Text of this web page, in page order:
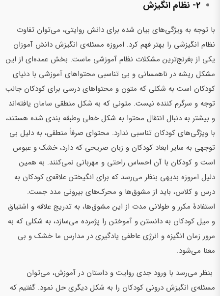
2- نظام انگیزش
با توجه به ویژگی‌های بیان شده برای دانش روایتی، می‌توان تفاوت
نظام انگیزشی را بهتر فهم کرد. امروزه مسئله‌ی انگیزش دانش آموزان
یکی از بغرنج‌ترین مشکلات نظام آموزشی ماست. بخش عمده‌ای از این
مشکل ریشه در ناهمسانی و بی تناسبی محتواهای آموزشی با دنیای
کودکان است به شکلی که متون و محتواهای درسی برای کودکان جالب
توجه و سرگرم کننده نیست. متونی که به شکل منطقی سامان یافته‌اند
و بیشتر به دنبال انتقال محتوا به شکل خطی وطبقه بندی شده هستند،
با ویژگی‌های کودکان تناسبی ندارد. محتوای صرفاً منطقی، به دلیل بی
توجهی به سایر ابعاد کودکان و زبان صریحی که دارد، خشک و عبوس
است و کودکان با آن احساس راحتی و مهربانی نمی‌کنند. به همین
دلیل امروزه بدیهی بنظر می‌رسد که برای انگیختن علاقه‌ی کودکان به
درس و کلاس، باید از مشوق‌ها و محرک‌های بیرونی مدد جست.
استفادهٔ مکرر و طولانی مدت از این مشوق‌ها، به تدریج علاقه و اشتیاق
و میل کودکان به دانستن و آموختن را پژمرده می‌سازد، به شکلی که به
مرور زمان انگیزه و انرژی عاطفی یادگیری در مدارس ما خشک و بی
معنا می‌شود.
بنظر می‌رسد با ورود جدی روایت و داستان در آموزش، می‌توان
مسئله‌ی انگیزش درونی کودکان را به شکل دیگری حل نمود. گفتیم که